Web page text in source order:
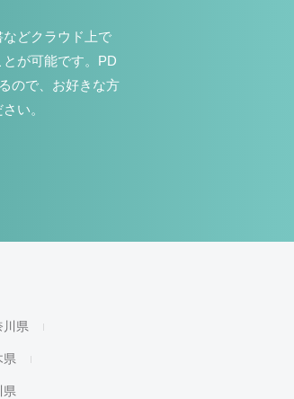
どクラウド上で
が可能です。PD
ので、お好きな方
い。
川県
県
県